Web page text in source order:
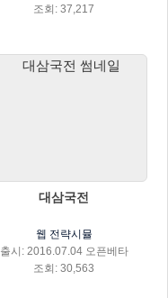
조회: 37,217
대삼국전
웹 전략시뮬
출시: 2016.07.04 오픈베타
조회: 30,563